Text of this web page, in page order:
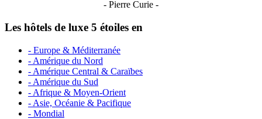
- Pierre Curie -
Les hôtels de luxe 5 étoiles en
- Europe & Méditerranée
- Amérique du Nord
- Amérique Central & Caraïbes
- Amérique du Sud
- Afrique & Moyen-Orient
- Asie, Océanie & Pacifique
- Mondial